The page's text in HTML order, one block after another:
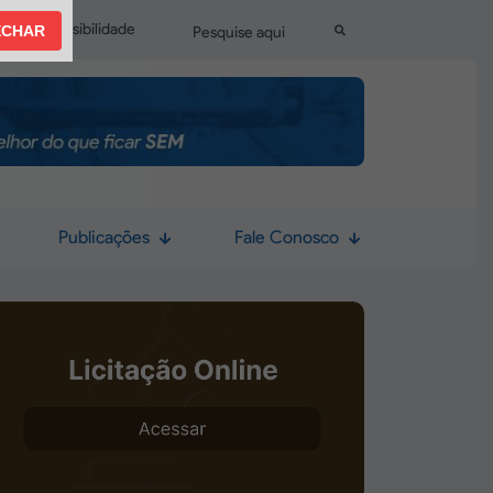
Acessibilidade
Pesquisar
Publicações Fale Conosco